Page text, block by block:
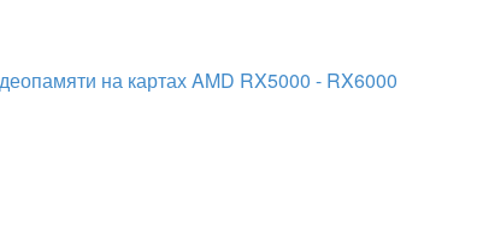
на картах AMD RX5000 - RX6000